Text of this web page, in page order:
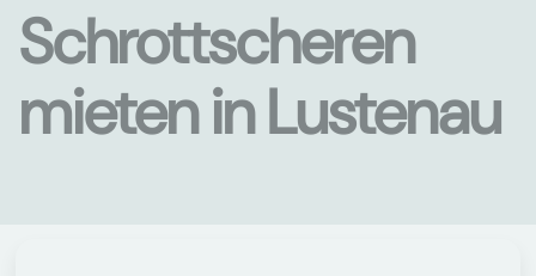
Schrottscheren
mieten in Lustenau